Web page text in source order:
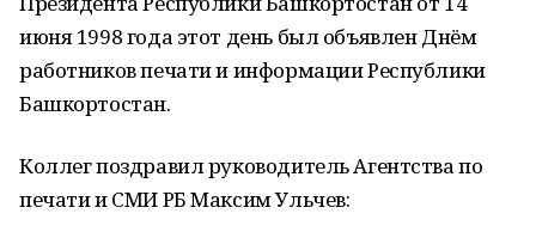
июня 1998 года этот день был объявлен Днём
работников печати и информации Республики
Башкортостан.
Коллег поздравил руководитель Агентства по
печати и СМИ РБ Максим Ульчев: